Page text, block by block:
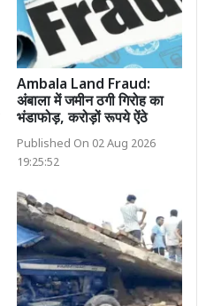
Ambala Land Fraud:
अंबाला में जमीन ठगी गिरोह का
भंडाफोड़, करोड़ों रूपये ऐंठे
Published On 02 Aug 2026
19:25:52